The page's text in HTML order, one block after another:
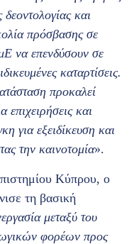
δεοντολογίας και
πρόσβασης σε
να επενδύσουν σε
καταρτίσεις.
προκαλεί
επιχειρήσεις και
για εξειδίκευση και
την καινοτομία».
Κύπρου, ο
τη βασική
μεταξύ του
φορέων προς